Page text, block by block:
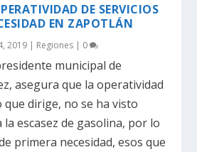
DE SERVICIOS
EN ZAPOTLÁN
2019 | Regiones | 0
municipal de
asegura que la operatividad
dirige, no se ha visto
la escasez de gasolina, por lo
primera necesidad, esos que